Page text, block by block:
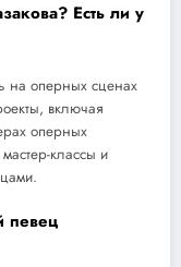
Есть ли у
на оперных сценах
включая
оперных
классы и
певец